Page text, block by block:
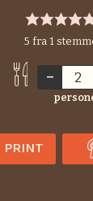
5 fra 1
–
PRINT